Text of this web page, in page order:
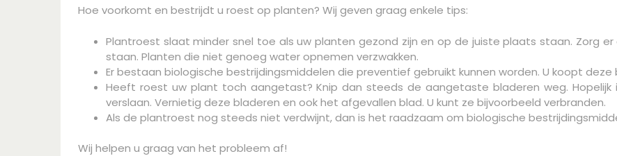
Hoe voorkomt en bestrijdt u roest op planten? Wij geven graag enkele tips:
Plantroest slaat minder snel toe als uw planten gezond zijn en op de juiste plaats staan. Zorg
staan. Planten die niet genoeg water opnemen verzwakken.
Er bestaan biologische bestrijdingsmiddelen die preventief gebruikt kunnen worden. U koopt deze
Heeft roest uw plant toch aangetast? Knip dan steeds de aangetaste bladeren weg.
verslaan. Vernietig deze bladeren en ook het afgevallen blad. U kunt ze bijvoorbeeld verbranden.
Als de plantroest nog steeds niet verdwijnt, dan is het raadzaam om biologische
Wij helpen u graag van het probleem af!